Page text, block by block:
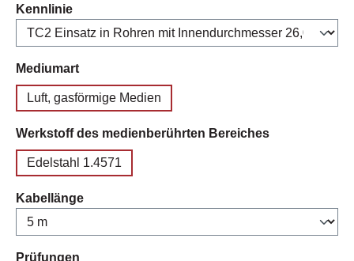
Kennlinieauswählen
Mediumartauswählen
Luft, gasförmige Medien
Werkstoff des medienberührten Bereichesauswählen
Edelstahl 1.4571
Kabellängeauswählen
Prüfungen